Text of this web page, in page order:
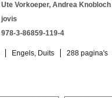
Ute Vorkoeper, Andrea Knobloch
jovis
978-3-86859-119-4
Engels, Duits 288 pagina's